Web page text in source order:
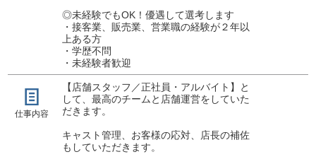
◎未経験でもOK！優遇して選考します
・接客業、販売業、営業職の経験が２年以
上ある方
・学歴不問
・未経験者歓迎
仕事内容
【店舗スタッフ／正社員・アルバイト】と
して、最高のチームと店舗運営をしていた
だきます。
キャスト管理、お客様の応対、店長の補佐
もしていただきます。